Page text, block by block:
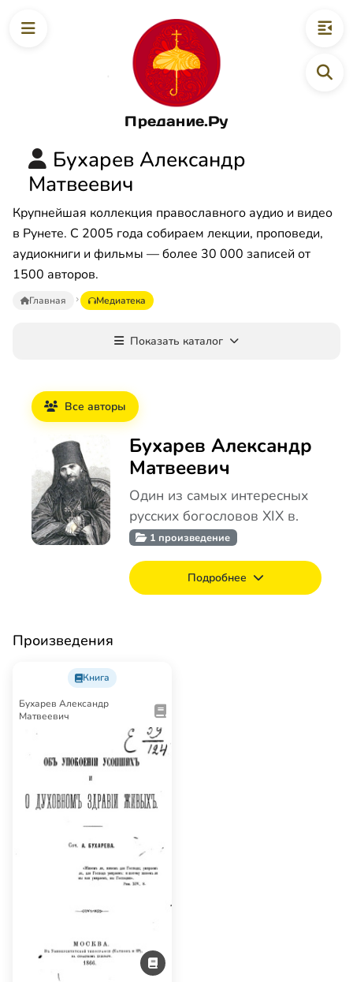
Предание.Ру
Бухарев Александр
Матвеевич
Крупнейшая коллекция православного аудио и видео
в Рунете. С 2005 года собираем лекции, проповеди,
аудиокниги и фильмы — более 30 000 записей от
1500 авторов.
Главная Медиатека
Показать каталог
Все авторы
Бухарев Александр
Матвеевич
Один из самых интересных
русских богословов XIX в.
1 произведение
Подробнее
Произведения
Книга
Бухарев Александр
Матвеевич